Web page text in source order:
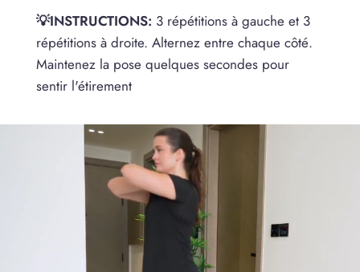
💡INSTRUCTIONS: 3 répétitions à gauche et 3
répétitions à droite. Alternez entre chaque côté.
Maintenez la pose quelques secondes pour
sentir l'étirement